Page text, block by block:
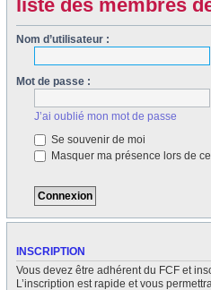
liste des membres
Nom d’utilisateur :
Mot de passe :
J’ai oublié mon mot de passe
Se souvenir de moi
Masquer ma présence lors de
INSCRIPTION
Vous devez être adhérent du FCF et
L’inscription est rapide et vous